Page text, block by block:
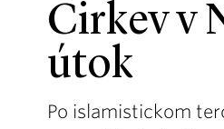
Cirkev v
útok
Po islamistickom